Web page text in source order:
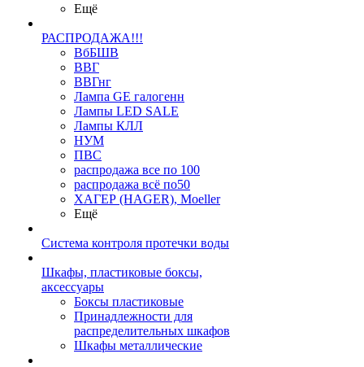
Ещё
РАСПРОДАЖА!!!
ВбБШВ
ВВГ
ВВГнг
Лампа GE галогенн
Лампы LED SALE
Лампы КЛЛ
НУМ
ПВС
распродажа все по 100
распродажа всё по50
ХАГЕР (HAGER), Moeller
Ещё
Система контроля протечки воды
Шкафы, пластиковые боксы,
аксессуары
Боксы пластиковые
Принадлежности для
распределительных шкафов
Шкафы металлические